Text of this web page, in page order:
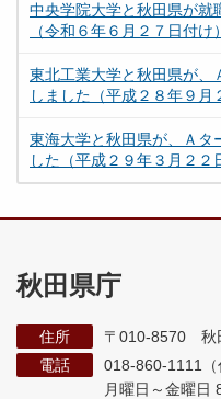
中央学院大学と秋田県が就
（令和６年６月２７日付け）
東北工業大学と秋田県が、
しました（平成２８年９月
東海大学と秋田県が、Ａタ
した（平成２９年３月２２
秋田県庁
住所
〒010-8570 秋
電話
018-860-1111（
月曜日～金曜日